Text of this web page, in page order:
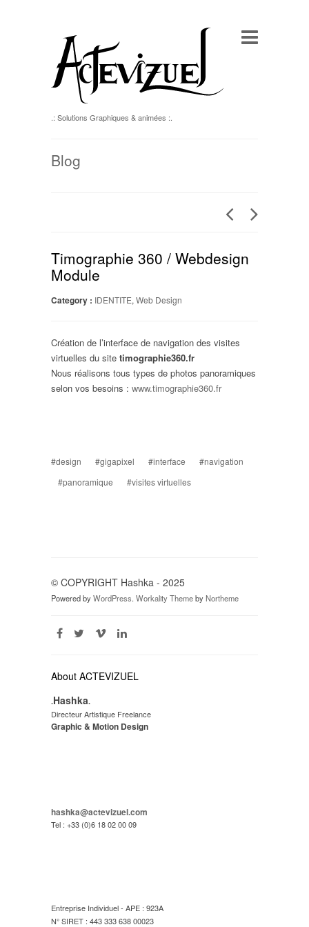
.: Solutions Graphiques & animées :.
Blog
Timographie 360 / Webdesign
Module
Category : IDENTITE, Web Design
Création de l’interface de navigation des visites
virtuelles du site timographie360.fr
Nous réalisons tous types de photos panoramiques
selon vos besoins : www.timographie360.fr
#design #gigapixel #interface
#navigation
#panoramique
#visites virtuelles
© COPYRIGHT Hashka - 2025
Powered byWordPress. Workality ThemebyNortheme
About ACTEVIZUEL
.Hashka.
Directeur Artistique Freelance
Graphic & Motion Design
hashka@actevizuel.com
Tel : +33 (0)6 18 02 00 09
Entreprise Individuel - APE : 923A
N° SIRET : 443 333 638 00023